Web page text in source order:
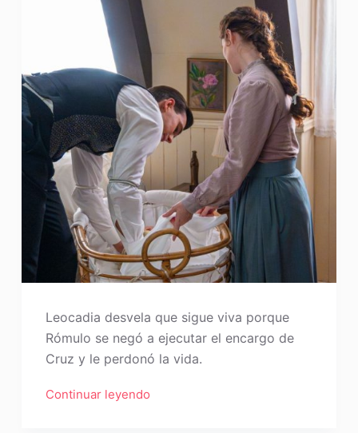
Leocadia desvela que sigue viva porque
Rómulo se negó a ejecutar el encargo de
Cruz y le perdonó la vida.
Continuar leyendo